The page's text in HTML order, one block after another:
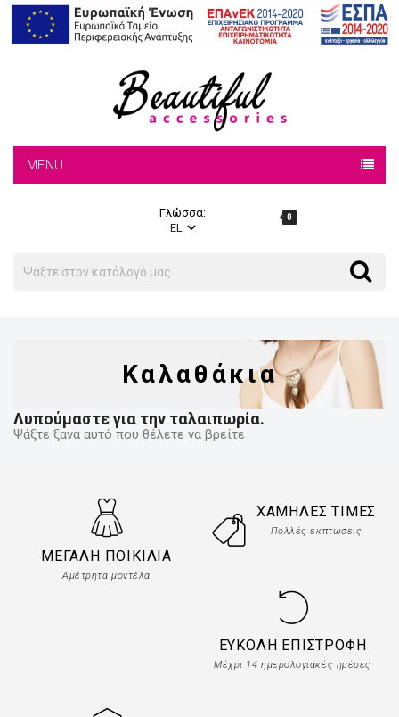
MENU
Γλώσσα: 0
Search
Καλαθάκια
Λυπούμαστε για την ταλαιπωρία.
Ψάξτε ξανά αυτό που θέλετε να βρείτε
ΜΕΓΆΛΗ ΠΟΙΚΙΛΊΑ
Αμέτρητα μοντέλα
ΧΑΜΗΛΈΣ ΤΙΜΈΣ
Πολλές εκπτώσεις
ΕΎΚΟΛΗ ΕΠΙΣΤΡΟΦΉ
Μέχρι 14 ημερολογιακές ημέρες